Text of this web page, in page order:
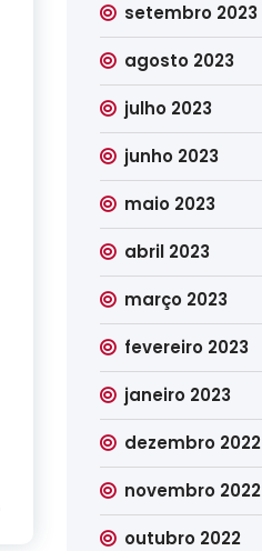
setembro 2023
agosto 2023
julho 2023
junho 2023
maio 2023
abril 2023
março 2023
fevereiro 2023
janeiro 2023
dezembro 2022
novembro 2022
outubro 2022